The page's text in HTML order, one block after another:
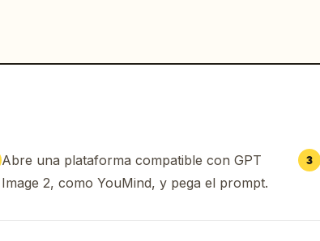
Abre una plataforma compatible con GPT
Image 2, como YouMind, y pega el prompt.
3